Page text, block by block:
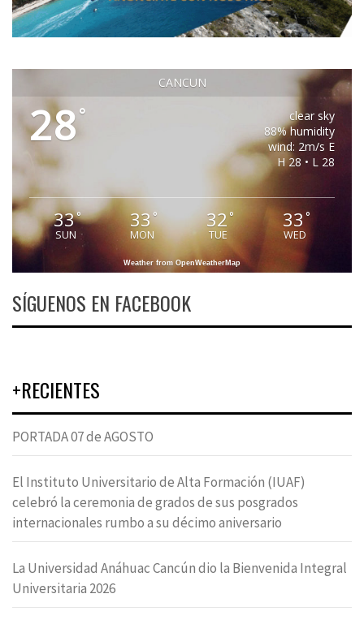
CANCUN
28°
clear sky
88% humidity
wind: 2m/s E
H 28 • L 28
33°
SUN
33°
MON
32°
TUE
33°
WED
Weather from OpenWeatherMap
SÍGUENOS EN FACEBOOK
+RECIENTES
PORTADA 07 de AGOSTO
El Instituto Universitario de Alta Formación (IUAF)
celebró la ceremonia de grados de sus posgrados
internacionales rumbo a su décimo aniversario
La Universidad Anáhuac Cancún dio la Bienvenida Integral
Universitaria 2026